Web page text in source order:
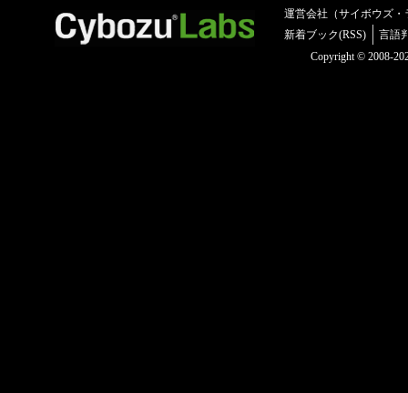
運営会社（サイボウズ・
新着ブック(RSS)
言語
Copyright © 2008-